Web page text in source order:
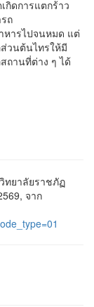
กิดการแตกร้าว
ถ
หารไปจนหมด แต่
วนต้นไทรให้มี
ถานที่ต่าง ๆ ได้
ทยาลัยราชภัฏ
จาก